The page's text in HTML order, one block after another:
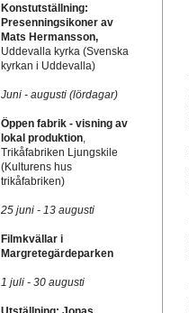
Konstutställning:
Presenningsikoner av
Mats Hermansson,
Uddevalla kyrka (Svenska
kyrkan i Uddevalla)
Juni - augusti (lördagar)
Öppen fabrik - visning av
lokal produktion
Trikåfabriken Ljungskile
(Kulturens hus
trikåfabriken)
25 juni - 13 augusti
Filmkvällar i
Margretegärdeparken
1 juli - 30 augusti